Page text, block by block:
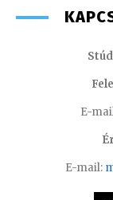
E-
E-mail: